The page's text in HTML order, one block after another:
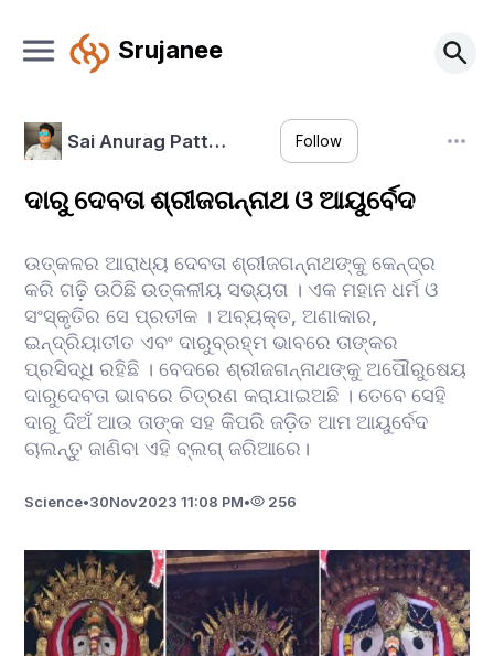
Srujanee
Sai Anurag Patt… Follow
ଦାରୁ ଦେବତା ଶ୍ରୀଜଗନ୍ନାଥ ଓ ଆୟୁର୍ବେଦ
ଉତ୍କଳର ଆରାଧ୍ୟ ଦେବତା ଶ୍ରୀଜଗନ୍ନାଥଙ୍କୁ କେନ୍ଦ୍ର
କରି ଗଢ଼ି ଉଠିଛି ଉତ୍କଳୀୟ ସଭ୍ୟତା । ଏକ ମହାନ ଧର୍ମ ଓ
ସଂସ୍କୃତିର ସେ ପ୍ରତୀକ । ଅବ୍ୟକ୍ତ, ଅଣାକାର,
ଇନ୍ଦ୍ରିୟାତୀତ ଏବଂ ଦାରୁବ୍ରହ୍ମ ଭାବରେ ତାଙ୍କର
ପ୍ରସିଦ୍ଧି ରହିଛି । ବେଦରେ ଶ୍ରୀଜଗନ୍ନାଥଙ୍କୁ ଅପୌରୁଷେୟ
ଦାରୁଦେବତା ଭାବରେ ଚିତ୍ରଣ କରାଯାଇଅଛି । ତେବେ ସେହି
ଦାରୁ ଦିଅଁ ଆଉ ତାଙ୍କ ସହ କିପରି ଜଡ଼ିତ ଆମ ଆୟୁର୍ବେଦ
ଚାଲନ୍ତୁ ଜାଣିବା ଏହି ବ୍ଲଗ୍ ଜରିଆରେ।
Science•30Nov2023 11:08 PM• 256